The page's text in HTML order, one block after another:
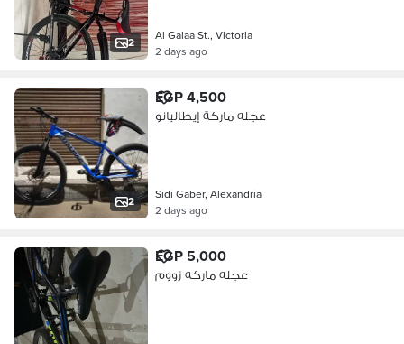
2
Al Galaa St., Victoria
2 days ago
2
EGP 4,500
عجله ماركة إيطاليانو
Sidi Gaber, Alexandria
2 days ago
EGP 5,000
عجله ماركه زووم